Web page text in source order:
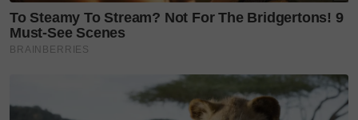
Walaupun jalan cerita penuhnya masih disimpan
Khater, memberi bayangan awal bahawa filem ini
bakal sarat dengan elemen santai yang dekat dengan